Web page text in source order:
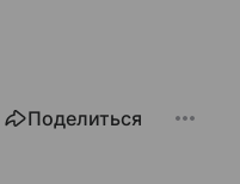
Поделиться